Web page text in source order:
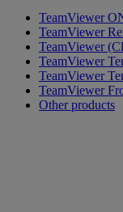
TeamViewer
TeamViewer
TeamViewer
TeamViewer
TeamViewer
TeamViewer
Other products